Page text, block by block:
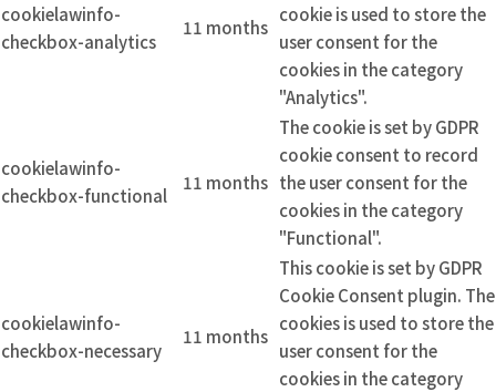
cookielawinfo-
checkbox-analytics
11 months
cookie is used to store the
user consent for the
cookies in the category
"Analytics".
cookielawinfo-
checkbox-functional
11 months
The cookie is set by GDPR
cookie consent to record
the user consent for the
cookies in the category
"Functional".
cookielawinfo-
checkbox-necessary
11 months
This cookie is set by GDPR
Cookie Consent plugin. The
cookies is used to store the
user consent for the
cookies in the category